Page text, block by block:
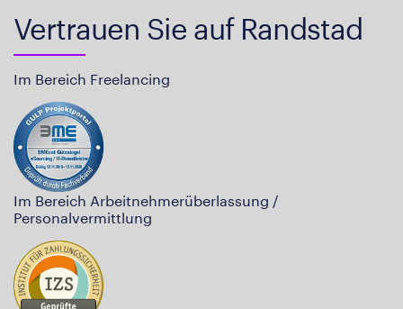
Vertrauen Sie auf Randstad
Im Bereich Freelancing
Im Bereich Arbeitnehmerüberlassung /
Personalvermittlung